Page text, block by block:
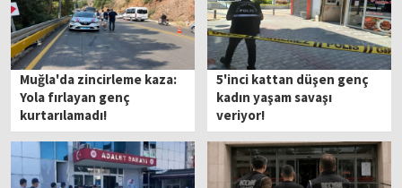
Muğla'da zincirleme kaza:
Yola fırlayan genç
kurtarılamadı!
5'inci kattan düşen genç
kadın yaşam savaşı
veriyor!